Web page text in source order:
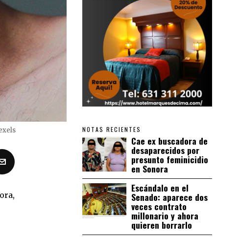
NOTAS RECIENTES
Cae ex buscadora de
desaparecidos por
presunto feminicidio
en Sonora
Escándalo en el
Senado: aparece dos
veces contrato
millonario y ahora
quieren borrarlo